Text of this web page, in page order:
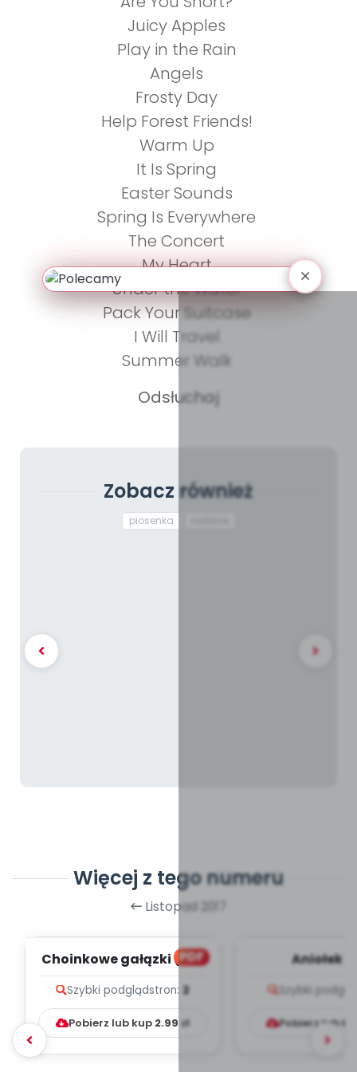
Juicy Apples
Play in the Rain
Angels
Frosty Day
Help Forest Friends!
Warm Up
It Is Spring
Easter Sounds
Spring Is Everywhere
The Concert
My Heart
Under the Water
Pack Your Suitcase
I Will Travel
Summer Walk
Odsłuchaj
Zobacz również
piosenka
Więcej z tego numeru
Listopad 2017
PDF
Choinkowe gałązki (PD)
Szybki podglądstron: 2
Pobierz lub kup 2.99 zł
Aniołek
Szybki
Pobierz lub